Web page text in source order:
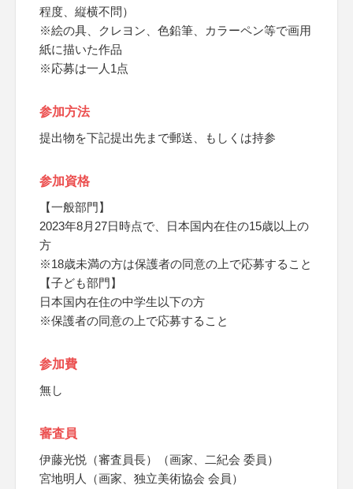
程度、縦横不問）
※絵の具、クレヨン、色鉛筆、カラーペン等で画用
紙に描いた作品
※応募は一人1点
参加方法
提出物を下記提出先まで郵送、もしくは持参
参加資格
【一般部門】
2023年8月27日時点で、日本国内在住の15歳以上の
方
※18歳未満の方は保護者の同意の上で応募すること
【子ども部門】
日本国内在住の中学生以下の方
※保護者の同意の上で応募すること
参加費
無し
審査員
伊藤光悦（審査員長）（画家、二紀会 委員）
宮地明人（画家、独立美術協会 会員）